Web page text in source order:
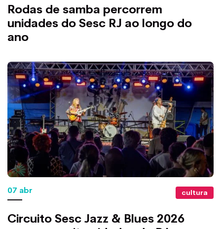
Rodas de samba percorrem
unidades do Sesc RJ ao longo do
ano
07 abr cultura
Circuito Sesc Jazz & Blues 2026